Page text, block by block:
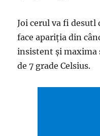
Joi cerul va fi desutl
face apariția din
insistent și maxima
de 7 grade Celsius.